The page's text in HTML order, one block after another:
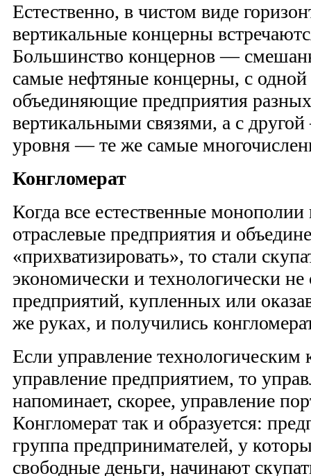
Естественно, в чистом виде
вертикальные концерны
Большинство концернов —
самые нефтяные концерны, с
объединяющие предприятия
вертикальными связями, а с
уровня — те же самые
Конгломерат
Когда все естественные
отраслевые предприятия и
«прихватизировать», то стали
экономически и технологически не
предприятий, купленных или
же руках, и получились
Если управление
управление предприятием, то
напоминает, скорее, управление
Конгломерат так и образуется:
группа предпринимателей, у
свободные деньги, начинают